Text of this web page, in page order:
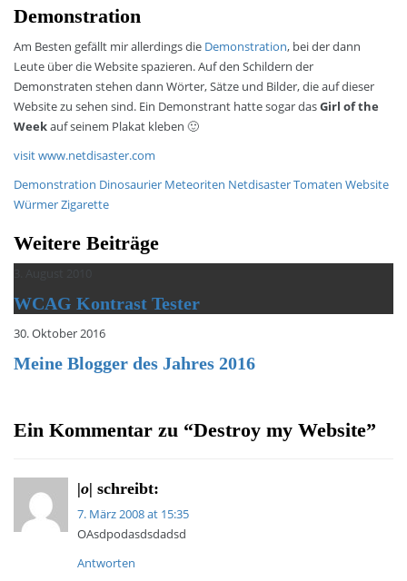
Demonstration
Am Besten gefällt mir allerdings die Demonstration, bei der dann
Leute über die Website spazieren. Auf den Schildern der
Demonstraten stehen dann Wörter, Sätze und Bilder, die auf dieser
Website zu sehen sind. Ein Demonstrant hatte sogar dasGirl of the
Weekauf seinem Plakat kleben 🙂
visit www.netdisaster.com
Demonstration Dinosaurier Meteoriten NetdisasterTomaten Website
WürmerZigarette
Weitere Beiträge
WCAG Kontrast Tester
30. Oktober 2016
Meine Blogger des Jahres 2016
Ein Kommentar zu “Destroy my Website”
|o| schreibt:
7. März 2008 at 15:35
OAsdpodasdsdadsd
Antworten